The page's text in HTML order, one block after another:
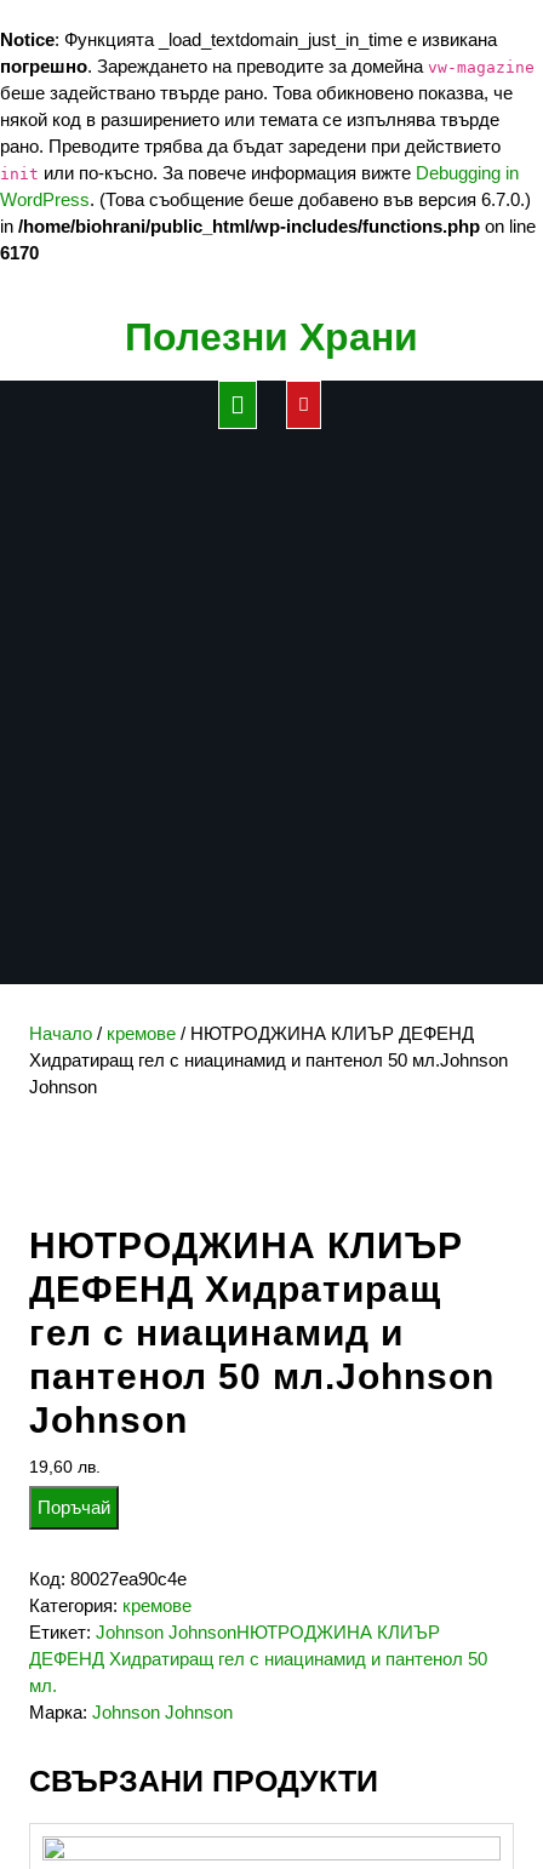
Notice: Функцията _load_textdomain_just_in_time е извикана
погрешно. Зареждането на преводите за домейна vw-magazine
беше задействано твърде рано. Това обикновено показва, че
някой код в разширението или темата се изпълнява твърде
рано. Преводите трябва да бъдат заредени при действието
init или по-късно. За повече информация вижте Debugging in
WordPress. (Това съобщение беше добавено във версия 6.7.0.)
in /home/biohrani/public_html/wp-includes/functions.php on line
6170
Полезни Храни
Open
Начало / кремове / НЮТРОДЖИНА КЛИЪР ДЕФЕНД
Хидратиращ гел с ниацинамид и пантенол 50 мл.Johnson
Johnson
НЮТРОДЖИНА КЛИЪР
ДЕФЕНД Хидратиращ
гел с ниацинамид и
пантенол 50 мл.Johnson
Johnson
19,60 лв.
Поръчай
Код: 80027ea90c4e
Категория: кремове
Етикет: Johnson JohnsonНЮТРОДЖИНА КЛИЪР
ДЕФЕНД Хидратиращ гел с ниацинамид и пантенол 50
мл.
Марка: Johnson Johnson
СВЪРЗАНИ ПРОДУКТИ